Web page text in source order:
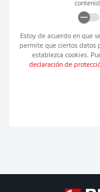
Estoy de acuerdo en que
permite que ciertos datos
establezca cookies.
declaración de